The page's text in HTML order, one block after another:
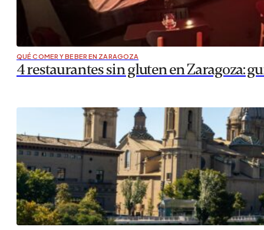
QUÉ COMER Y BEBER EN ZARAGOZA
4 restaurantes sin gluten en Zaragoza: